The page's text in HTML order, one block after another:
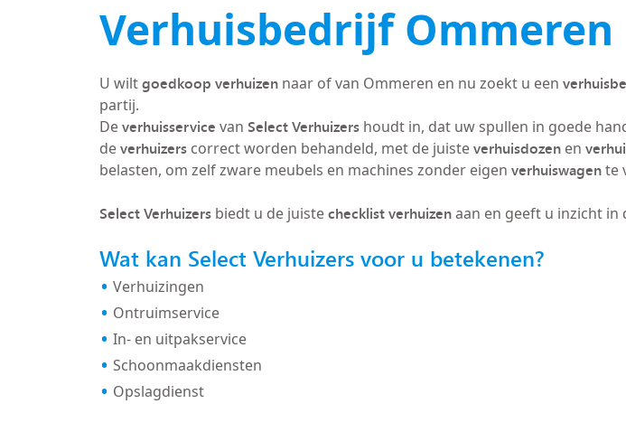
Verhuisbedrijf Ommeren
U wiltgoedkoop verhuizennaar of van Ommeren en nu zoekt u een
partij.
Deverhuisservice van Select Verhuizershoudt in, dat uw spullen in goede
deverhuizerscorrect worden behandeld, met de juisteverhuisdozenen
belasten, om zelf zware meubels en machines zonder eigen verhuiswagente
Select Verhuizersbiedt u de juistechecklist verhuizenaan en geeft u inzicht in
Wat kan Select Verhuizers voor u betekenen?
Verhuizingen
Ontruimservice
In- en uitpakservice
Schoonmaakdiensten
Opslagdienst